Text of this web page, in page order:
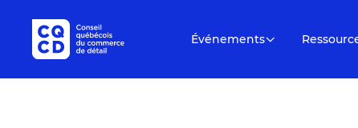
Événements